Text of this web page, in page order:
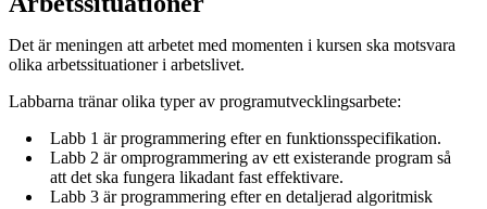
Det är meningen att arbetet med momenten i kursen ska motsvara
olika arbetssituationer i arbetslivet.
Labbarna tränar olika typer av programutvecklingsarbete:
Labb 1 är programmering efter en funktionsspecifikation.
Labb 2 är omprogrammering av ett existerande program så
att det ska fungera likadant fast effektivare.
Labb 3 är programmering efter en detaljerad algoritmisk